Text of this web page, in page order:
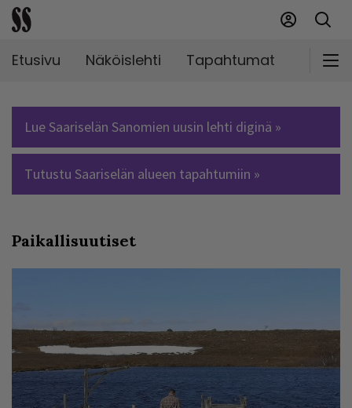
Etusivu Näköislehti Tapahtumat
Lue Saariselän Sanomien uusin lehti diginä »
Tutustu Saariselän alueen tapahtumiin »
Paikallisuutiset